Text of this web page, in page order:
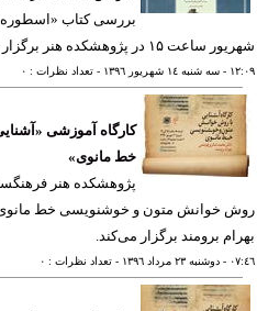
۱۵ در پژوهشكده هنر برگزار می‌شود.
- سه شنبه ١٤ شهريور ١٣٩٦ - تعداد نظرات : ٠
کارگاه آموزشی
خط مانوی»
پژوهشکده هنر
خوانش متون و خوشنویسی خط مانوی»
برومند برگزار می‌كند.
- دوشنبه ٢٣ مرداد ١٣٩٦ - تعداد نظرات : ٠